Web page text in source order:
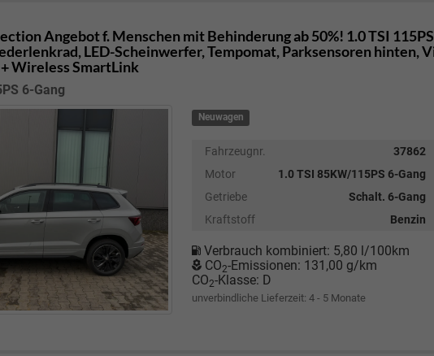
Angebot f. Menschen mit Behinderung ab 50%! 1.0 TSI
LED-Scheinwerfer, Tempomat, Parksensoren hinten,
Wireless SmartLink
6-Gang
Neuwagen
Fahrzeugnr.
37862
Motor
1.0 TSI 85KW/115PS 6-Gang
Getriebe
Schalt. 6-Gang
Kraftstoff
Benzin
Verbrauch kombiniert: 5,80 l/100km
CO2-Emissionen: 131,00 g/km
CO2-Klasse: D
unverbindliche Lieferzeit: 4 - 5 Monate